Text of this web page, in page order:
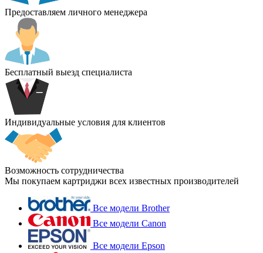
Предоставляем личного менеджера
Бесплатный выезд специалиста
Индивидуальные условия для клиентов
Возможность сотрудничества
Мы покупаем картриджи всех известных производителей
Все модели Brother
Все модели Canon
Все модели Epson